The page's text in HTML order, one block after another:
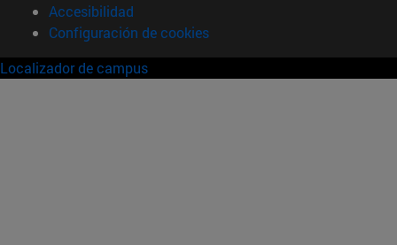
Accesibilidad
Configuración de cookies
Localizador de campus